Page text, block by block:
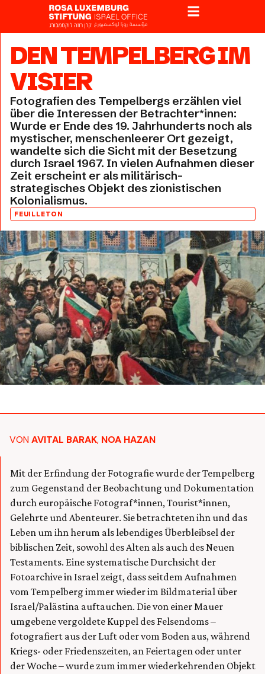
DEN TEMPELBERG IM
VISIER
Fotografien des Tempelbergs erzählen viel
über die Interessen der Betrachter*innen:
Wurde er Ende des 19. Jahrhunderts noch als
mystischer, menschenleerer Ort gezeigt,
wandelte sich die Sicht mit der Besetzung
durch Israel 1967. In vielen Aufnahmen dieser
Zeit erscheint er als militärisch-
strategisches Objekt des zionistischen
Kolonialismus.
FEUILLETON
VONAVITAL BARAK, NOA HAZAN
Mit der Erfindung der Fotografie wurde der Tempelberg
zum Gegenstand der Beobachtung und Dokumentation
durch europäische Fotograf*innen, Tourist*innen,
Gelehrte und Abenteurer. Sie betrachteten ihn und das
Leben um ihn herum als lebendiges Überbleibsel der
biblischen Zeit, sowohl des Alten als auch des Neuen
Testaments. Eine systematische Durchsicht der
Fotoarchive in Israel zeigt, dass seitdem Aufnahmen
vom Tempelberg immer wieder im Bildmaterial über
Israel/Palästina auftauchen. Die von einer Mauer
umgebene vergoldete Kuppel des Felsendoms –
fotografiert aus der Luft oder vom Boden aus, während
Kriegs- oder Friedenszeiten, an Feiertagen oder unter
der Woche – wurde zum immer wiederkehrenden Objekt